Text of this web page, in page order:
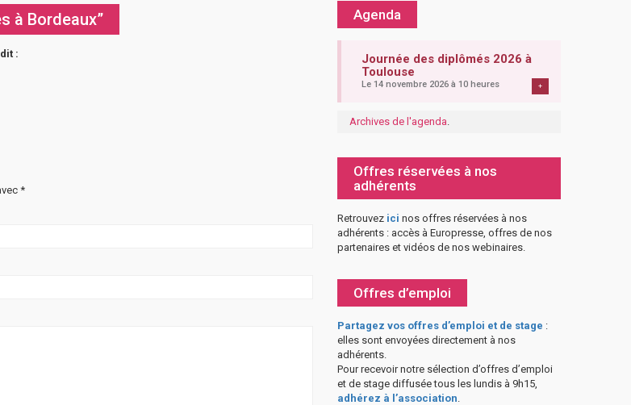
à Bordeaux”
dit :
*
Agenda
Journée des diplômés 2026 à
Toulouse
Le 14 novembre 2026 à 10 heures +
Archives de l'agenda.
Offres réservées à nos
adhérents
Retrouvez ici nos offres réservées à nos
adhérents : accès à Europresse, offres de nos
partenaires et vidéos de nos webinaires.
Offres d’emploi
Partagez vos offres d’emploi et de stage :
elles sont envoyées directement à nos
adhérents.
Pour recevoir notre sélection d’offres d’emploi
et de stage diffusée tous les lundis à 9h15,
adhérez à l’association.